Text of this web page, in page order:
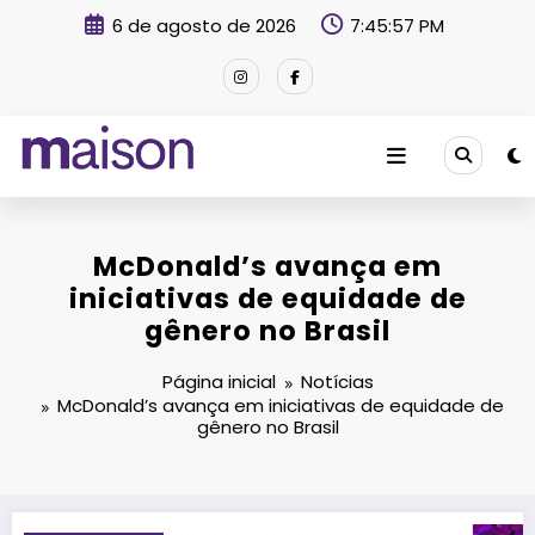
6 de agosto de 2026 7:45:58 PM
Revista Maison
McDonald’s avança em
iniciativas de equidade de
gênero no Brasil
Página inicial
Notícias
McDonald’s avança em iniciativas de equidade de
gênero no Brasil